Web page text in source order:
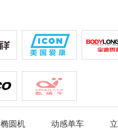
椭圆机 动感单车